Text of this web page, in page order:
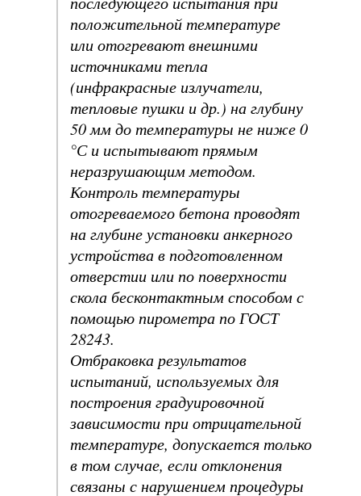
положительной температуре
или отогревают внешними
источниками тепла
(инфракрасные излучатели,
тепловые пушки и др.) на глубину
50 мм до температуры не ниже 0
°С и испытывают прямым
неразрушающим методом.
Контроль температуры
отогреваемого бетона проводят
на глубине установки анкерного
устройства в подготовленном
отверстии или по поверхности
скола бесконтактным способом с
помощью пирометра по ГОСТ
28243.
Отбраковка результатов
испытаний, используемых для
построения градуировочной
зависимости при отрицательной
температуре, допускается только
в том случае, если отклонения
связаны с нарушением процедуры